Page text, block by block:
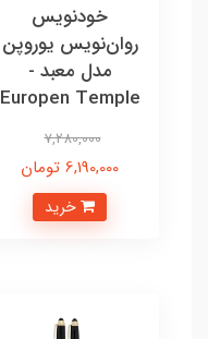
خودنویس
روان‌نویس یوروپن
مدل معبد -
Europen Temple
7,280,000
6,190,000 تومان